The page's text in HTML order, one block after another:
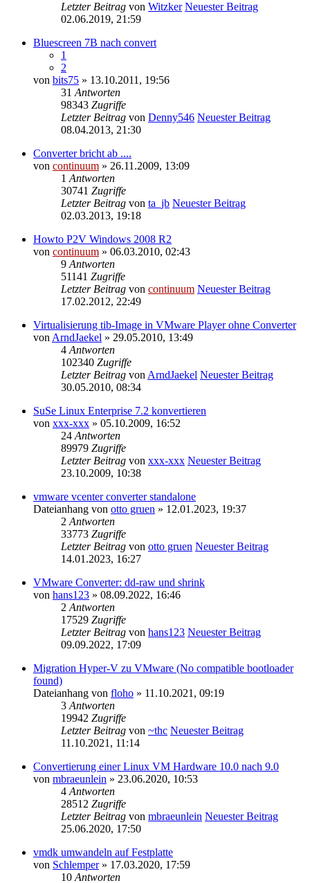
Letzter Beitrag von Witzker Neuester Beitrag
02.06.2019, 21:59
Bluescreen 7B nach convert
1
2
von bits75 » 13.10.2011, 19:56
31 Antworten
98343 Zugriffe
Letzter Beitrag von Denny546 Neuester Beitrag
08.04.2013, 21:30
Converter bricht ab ....
von continuum » 26.11.2009, 13:09
1 Antworten
30741 Zugriffe
Letzter Beitrag von ta_jb Neuester Beitrag
02.03.2013, 19:18
Howto P2V Windows 2008 R2
von continuum » 06.03.2010, 02:43
9 Antworten
51141 Zugriffe
Letzter Beitrag von continuum Neuester Beitrag
17.02.2012, 22:49
Virtualisierung tib-Image in VMware Player ohne Converter
von ArndJaekel » 29.05.2010, 13:49
4 Antworten
102340 Zugriffe
Letzter Beitrag von ArndJaekel Neuester Beitrag
30.05.2010, 08:34
SuSe Linux Enterprise 7.2 konvertieren
von xxx-xxx » 05.10.2009, 16:52
24 Antworten
89979 Zugriffe
Letzter Beitrag von xxx-xxx Neuester Beitrag
23.10.2009, 10:38
vmware vcenter converter standalone
Dateianhang von otto gruen » 12.01.2023, 19:37
2 Antworten
33773 Zugriffe
Letzter Beitrag von otto gruen Neuester Beitrag
14.01.2023, 16:27
VMware Converter: dd-raw und shrink
von hans123 » 08.09.2022, 16:46
2 Antworten
17529 Zugriffe
Letzter Beitrag von hans123 Neuester Beitrag
09.09.2022, 17:09
Migration Hyper-V zu VMware (No compatible bootloader
found)
Dateianhang von floho » 11.10.2021, 09:19
3 Antworten
19942 Zugriffe
Letzter Beitrag von ~thc Neuester Beitrag
11.10.2021, 11:14
Convertierung einer Linux VM Hardware 10.0 nach 9.0
von mbraeunlein » 23.06.2020, 10:53
4 Antworten
28512 Zugriffe
Letzter Beitrag von mbraeunlein Neuester Beitrag
25.06.2020, 17:50
vmdk umwandeln auf Festplatte
von Schlemper» 17.03.2020, 17:59
10 Antworten